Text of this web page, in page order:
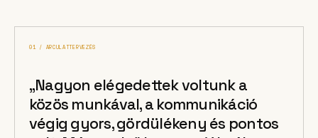
01 / ARCULATTERVEZÉS
„Nagyon elégedettek voltunk a
közös munkával, a kommunikáció
végig gyors, gördülékeny és pontos